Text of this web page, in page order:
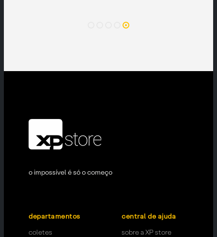
o impossível é só o começo
departamentos
coletes
central de ajuda
sobre a XP store